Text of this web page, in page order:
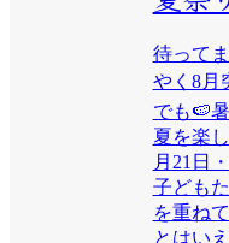
待って
やく8月
でも🍉
夏を楽
月21日
子ども
を重ね
とはい